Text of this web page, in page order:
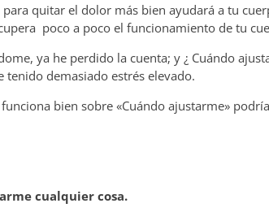
para quitar el dolor más bien ayudará a tu
poco a poco el funcionamiento de tu
ya he perdido la cuenta; y ¿ Cuándo
tenido demasiado estrés elevado.
bien sobre «Cuándo ajustarme»
cualquier cosa.